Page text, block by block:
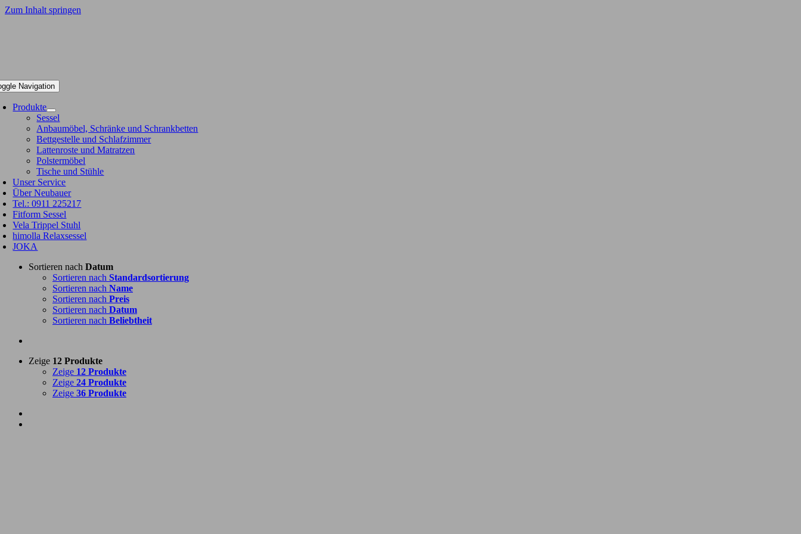
Zum Inhalt springen
Navigation
Produkte
Sessel
Anbaumöbel, Schränke und Schrankbetten
Bettgestelle und Schlafzimmer
Lattenroste und Matratzen
Polstermöbel
Tische und Stühle
Unser Service
Über Neubauer
Tel.: 0911 225217
Fitform Sessel
Vela Trippel Stuhl
himolla Relaxsessel
JOKA
Sortieren nach Datum
Sortieren nach Standardsortierung
Sortieren nach Name
Sortieren nach Preis
Sortieren nach Datum
Sortieren nach Beliebtheit
Zeige 12 Produkte
Zeige 12 Produkte
Zeige 24 Produkte
Zeige 36 Produkte